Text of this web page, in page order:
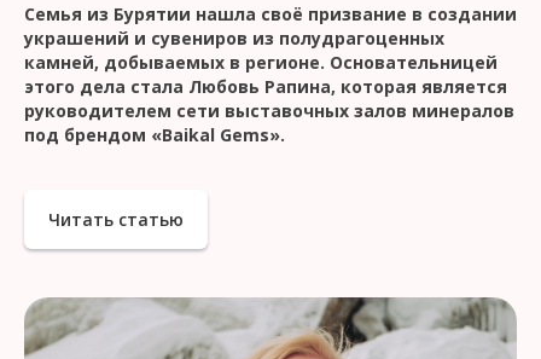
Семья из Бурятии нашла своё призвание в создании
украшений и сувениров из полудрагоценных
камней, добываемых в регионе. Основательницей
этого дела стала Любовь Рапина, которая является
руководителем сети выставочных залов минералов
под брендом «Baikal Gems».
Читать статью